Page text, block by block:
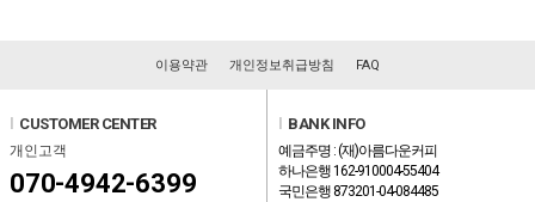
이용약관 개인정보취급방침 FAQ
CUSTOMER CENTER
개인고객
070-4942-6399
BANK INFO
예금주명 : (재)아름다운커피
하나은행 162-910004-55404
국민은행 873201-04-084485